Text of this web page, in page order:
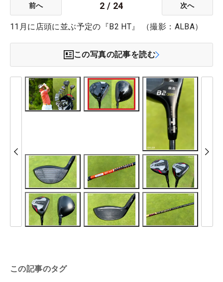
前へ 2 / 24 次へ
11月に店頭に並ぶ予定の『B2 HT』 （撮影：ALBA）
この写真の記事を読む
この記事のタグ